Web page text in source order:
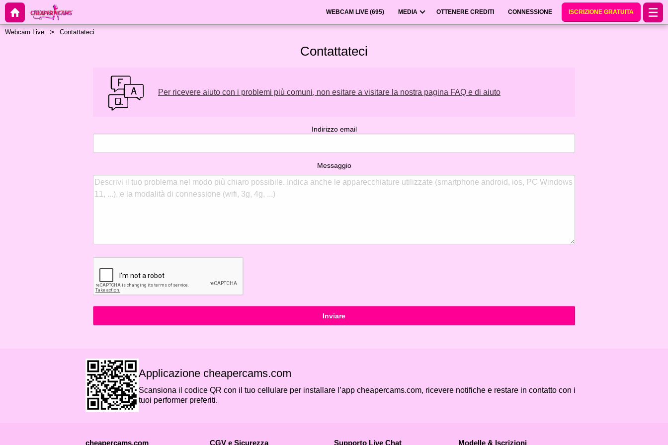
WEBCAM LIVE (695) MEDIA OTTENERE CREDITI CONNESSIONE ISCRIZIONE GRATUITA
Webcam Live Contattateci
Contattateci
Per ricevere aiuto con i problemi più comuni, non esitare a visitare la nostra pagina FAQ e di aiuto
Indirizzo email
Messaggio
Inviare
Applicazione cheapercams.com
Scansiona il codice QR con il tuo cellulare per installare l’app cheapercams.com, ricevere notifiche e restare in contatto con i
tuoi performer preferiti.
cheapercams.com CGV e Sicurezza Supporto Live Chat Modelle & Iscrizioni